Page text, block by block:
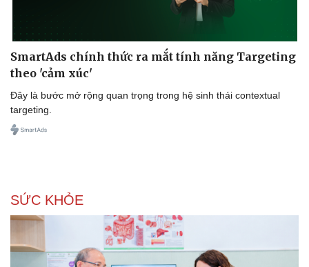
Sức khỏe
Dinh dưỡng - món ngon
Cây thuốc
Sản phụ khoa
Nhi khoa
Nam khoa
Làm đẹp - giảm cân
Phòng mạch online
Nhà đẹp
Blog
SmartAds chính thức ra mắt tính năng Targeting
theo 'cảm xúc'
Đây là bước mở rộng quan trọng trong hệ sinh thái contextual
targeting.
SỨC KHỎE